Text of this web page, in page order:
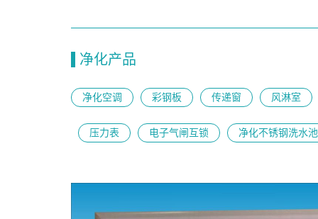
净化产品
净化空调 彩钢板 传递窗 风淋室
压力表 电子气闸互锁 净化不锈钢洗水池